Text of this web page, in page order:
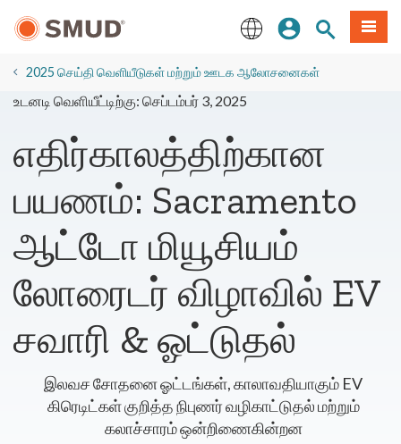
உள்ளடக்கத்திற்கு
உள்நுழையவும்
தளத் தேடல்
2025 செய்தி வெளியீடுகள் மற்றும் ஊடக ஆலோசனைகள்
உடனடி வெளியீட்டிற்கு: செப்டம்பர் 3, 2025
எதிர்காலத்திற்கான
பயணம்: Sacramento
ஆட்டோ மியூசியம்
லோரைடர் விழாவில் EV
சவாரி & ஓட்டுதல்
இலவச சோதனை ஓட்டங்கள், காலாவதியாகும் EV
கிரெடிட்கள் குறித்த நிபுணர் வழிகாட்டுதல் மற்றும்
கலாச்சாரம் ஒன்றிணைகின்றன